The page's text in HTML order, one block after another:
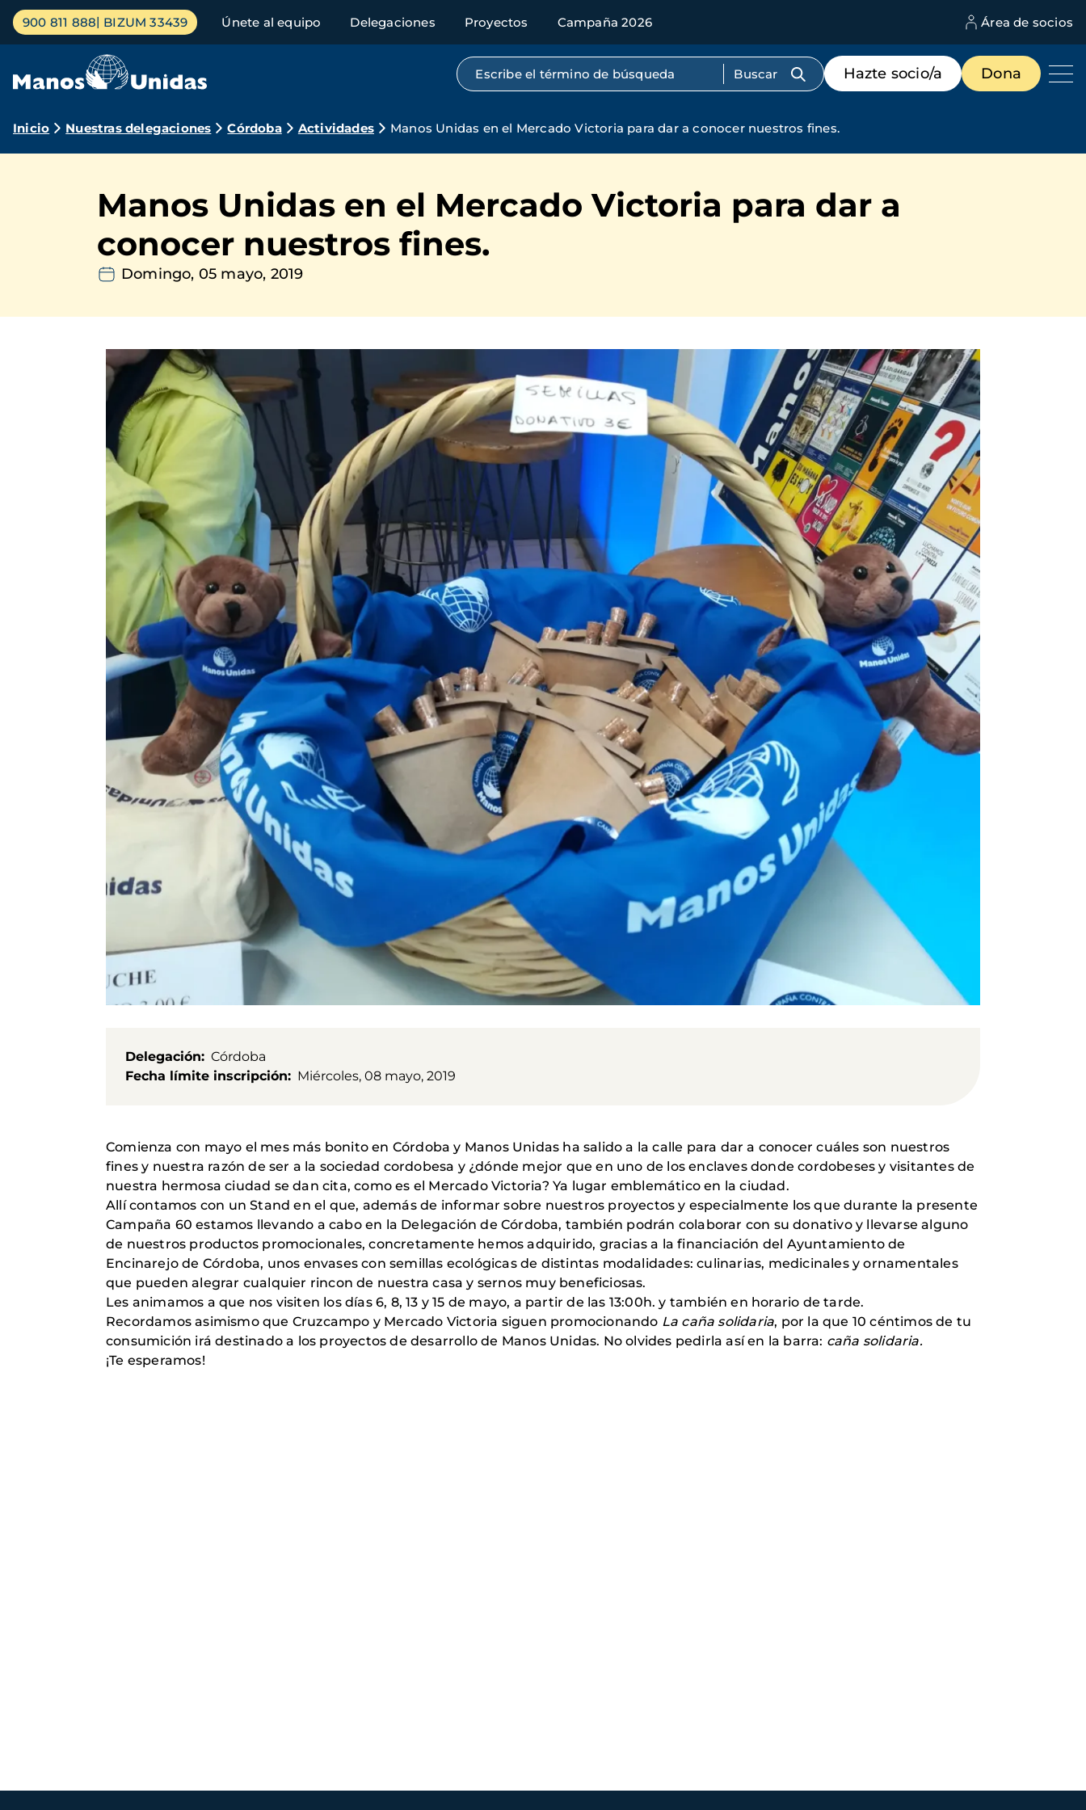
Pasar
contenido
Menú
principal
900 811 888 BIZUM 33439 Únete al equipo Delegaciones Proyectos Campaña 2026 Área de socios
Búsqueda por texto completo
Menú
de
destacados
Hazte socio/a Dona
Ruta
navegación
Inicio Nuestras delegaciones Córdoba Actividades Manos Unidas en el Mercado Victoria para dar a conocer nuestros fines.
Manos Unidas en el Mercado Victoria para dar a
conocer nuestros fines.
Domingo, 05 mayo, 2019
Delegación
Córdoba
Fecha límite inscripción
Miércoles, 08 mayo, 2019
Comienza con mayo el mes más bonito en Córdoba y Manos Unidas ha salido a la calle para dar a conocer cuáles son nuestros
fines y nuestra razón de ser a la sociedad cordobesa y ¿dónde mejor que en uno de los enclaves donde cordobeses y visitantes de
nuestra hermosa ciudad se dan cita, como es el Mercado Victoria? Ya lugar emblemático en la ciudad.
Allí contamos con un Stand en el que, además de informar sobre nuestros proyectos y especialmente los que durante la presente
Campaña 60 estamos llevando a cabo en la Delegación de Córdoba, también podrán colaborar con su donativo y llevarse alguno
de nuestros productos promocionales, concretamente hemos adquirido, gracias a la financiación del Ayuntamiento de
Encinarejo de Córdoba, unos envases con semillas ecológicas de distintas modalidades: culinarias, medicinales y ornamentales
que pueden alegrar cualquier rincon de nuestra casa y sernos muy beneficiosas.
Les animamos a que nos visiten los días 6, 8, 13 y 15 de mayo, a partir de las 13:00h. y también en horario de tarde.
Recordamos asimismo que Cruzcampo y Mercado Victoria siguen promocionando La caña solidaria, por la que 10 céntimos de tu
consumición irá destinado a los proyectos de desarrollo de Manos Unidas. No olvides pedirla así en la barra: caña solidaria.
¡Te esperamos!